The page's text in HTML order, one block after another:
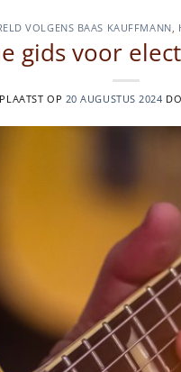
VOLGENS BAAS KAUFFMANN,
gids voor
OP 20 AUGUSTUS 2024